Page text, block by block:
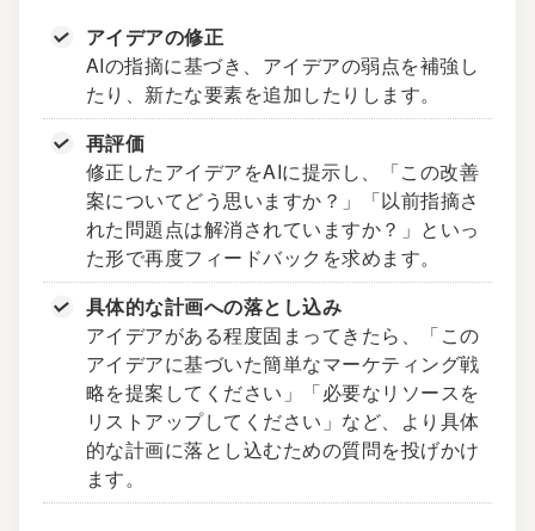
アイデアの修正
AIの指摘に基づき、アイデアの弱点を補強し
たり、新たな要素を追加したりします。
再評価
修正したアイデアをAIに提示し、「この改善
案についてどう思いますか？」「以前指摘さ
れた問題点は解消されていますか？」といっ
た形で再度フィードバックを求めます。
具体的な計画への落とし込み
アイデアがある程度固まってきたら、「この
アイデアに基づいた簡単なマーケティング戦
略を提案してください」「必要なリソースを
リストアップしてください」など、より具体
的な計画に落とし込むための質問を投げかけ
ます。